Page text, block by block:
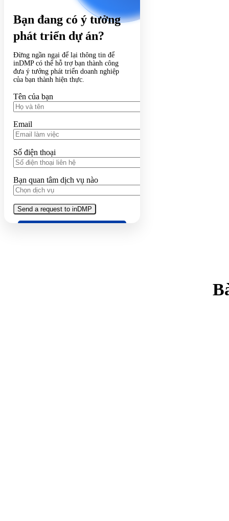
Bạn đang có ý tưởng
phát triển dự án?
Đừng ngần ngại để lại thông tin để
inDMP có thể hỗ trợ bạn thành công
đưa ý tưởng phát triển doanh nghiệp
của bạn thành hiện thực.
Tên của bạn
Email
Số điện thoại
Bạn quan tâm dịch vụ nào